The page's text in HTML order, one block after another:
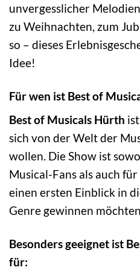
unvergesslicher
zu Weihnachten, zum
so – dieses
Idee!
Für wen ist Best of
Best of Musicals Hürth
sich von der Welt der
wollen. Die Show ist
Musical-Fans als auch
einen ersten Einblick in
Genre gewinnen
Besonders geeignet ist
für: